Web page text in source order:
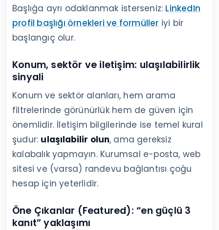
Başlığa ayrı odaklanmak isterseniz: LinkedIn
profil başlığı örnekleri ve formüller iyi bir
başlangıç olur.
Konum, sektör ve iletişim: ulaşılabilirlik
sinyali
Konum ve sektör alanları, hem arama
filtrelerinde görünürlük hem de güven için
önemlidir. İletişim bilgilerinde ise temel kural
şudur: ulaşılabilir olun, ama gereksiz
kalabalık yapmayın. Kurumsal e-posta, web
sitesi ve (varsa) randevu bağlantısı çoğu
hesap için yeterlidir.
Öne Çıkanlar (Featured): “en güçlü 3
kanıt” yaklaşımı